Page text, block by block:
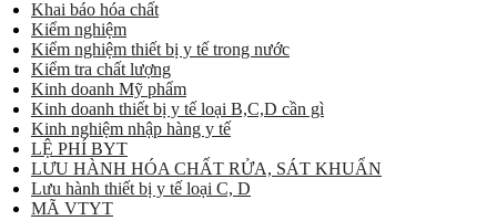
Khai báo hóa chất
Kiểm nghiệm
Kiểm nghiệm thiết bị y tế trong nước
Kiểm tra chất lượng
Kinh doanh Mỹ phẩm
Kinh doanh thiết bị y tế loại B,C,D cần gì
Kinh nghiệm nhập hàng y tế
LỆ PHÍ BYT
LƯU HÀNH HÓA CHẤT RỬA, SÁT KHUẨN
Lưu hành thiết bị y tế loại C, D
MÃ VTYT